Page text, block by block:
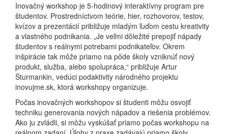
Inovačný workshop je 5-hodinový interaktívny program pre
študentov. Prostredníctvom teórie, hier, rozhovorov, testov,
kvízov a prezentácií približuje mladým ľuďom cestu kreativity
a vlastného podnikania. „Je veľmi dôležité prepojiť nápady
študentov s reálnymi potrebami podnikateľov. Okrem
inšpirácie tak môže priamo na pôde školy vzniknúť nový
produkt, služba, alebo spolupráca,“ približuje Artur
Šturmankin, vedúci podaktivity národného projektu
inovujme.sk, ktorá workshopy organizuje.
Počas inovačných workshopov si študenti môžu osvojiť
techniku generovania nových nápadov a riešenia problémov.
Ako ju zvládli, si môžu vyskúšať priamo počas workshopu na